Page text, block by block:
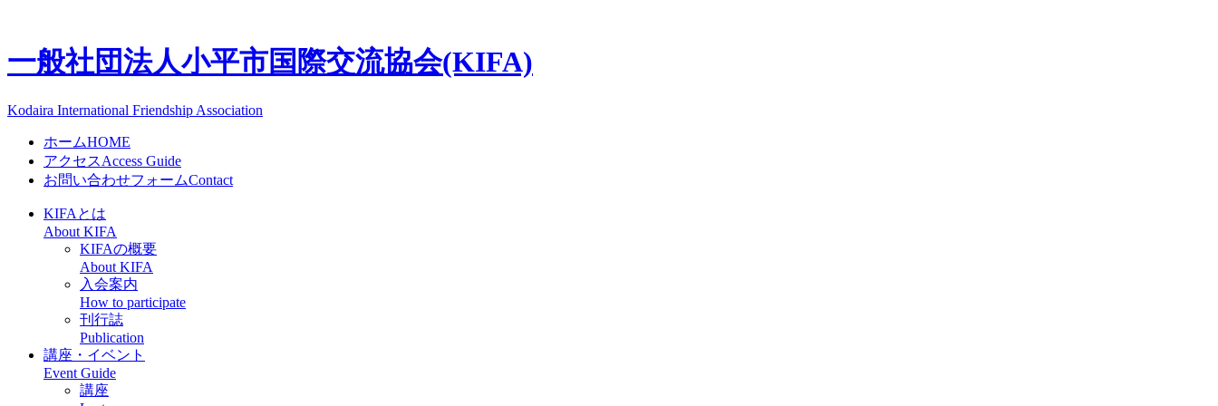
一般社団法人小平市国際交流協会(KIFA)
Kodaira International Friendship Association
ホームHOME
アクセスAccess Guide
お問い合わせフォームContact
KIFAとは
About KIFA
KIFAの概要
About KIFA
入会案内
How to participate
刊行誌
Publication
講座・イベント
Event Guide
講座